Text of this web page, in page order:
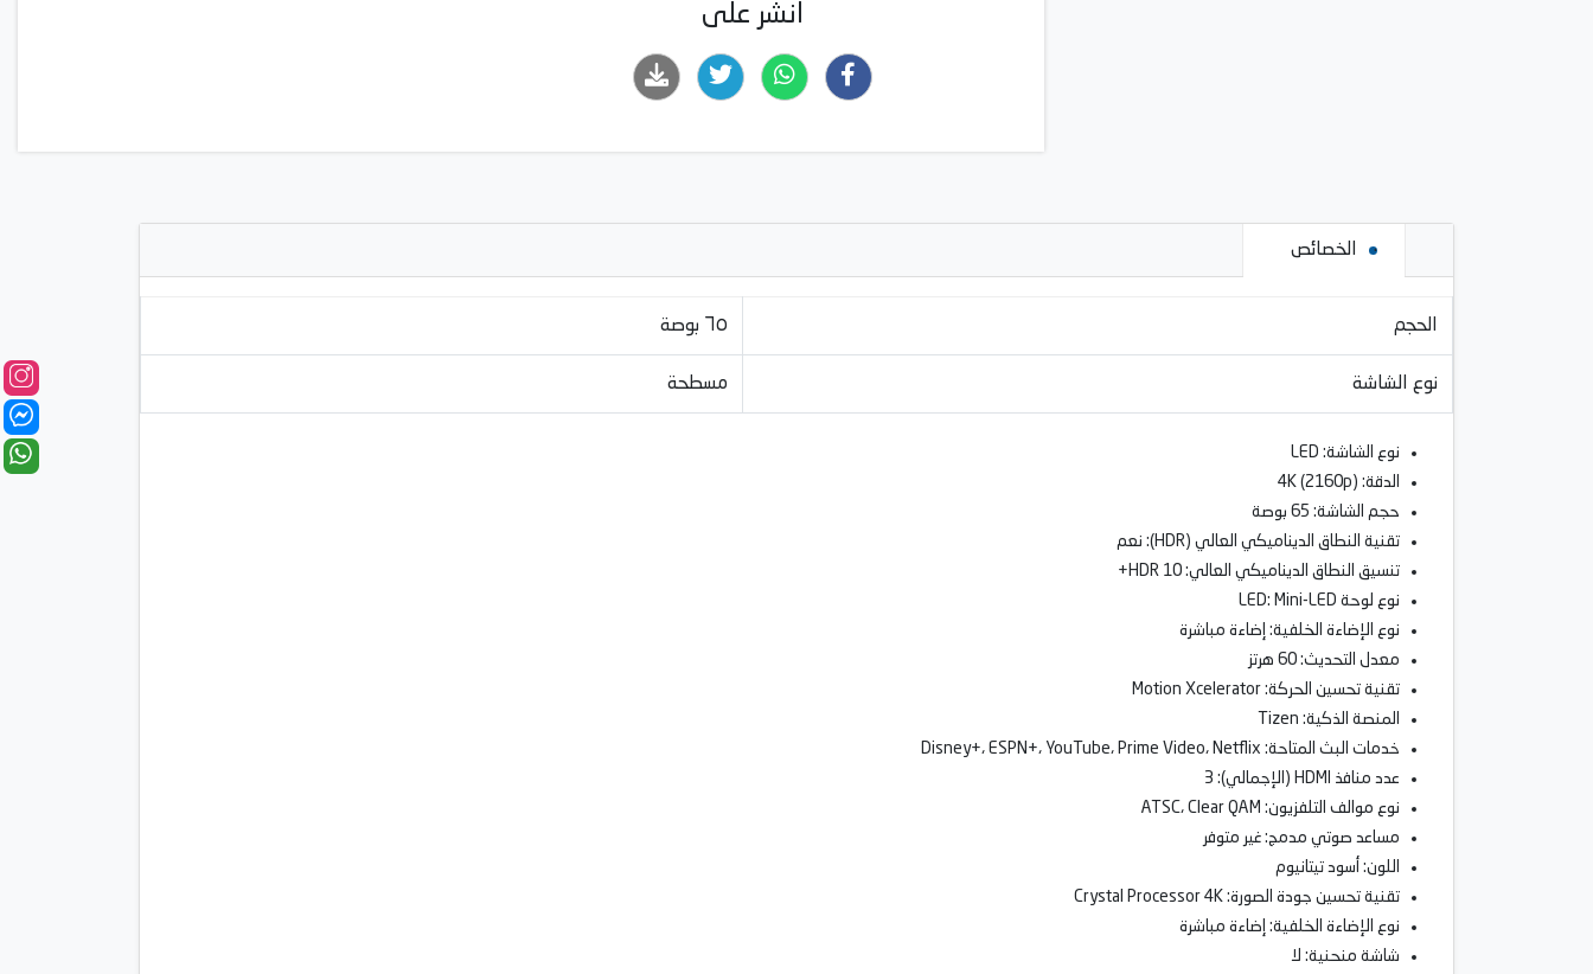
انشر على
الخصائص
الحجم ٦٥ بوصة
نوع الشاشة مسطحة
نوع الشاشة: LED
الدقة: 4K (2160p)
حجم الشاشة: 65 بوصة
تقنية النطاق الديناميكي العالي (HDR): نعم
تنسيق النطاق الديناميكي العالي: HDR 10+
نوع لوحة LED: Mini-LED
نوع الإضاءة الخلفية: إضاءة مباشرة
معدل التحديث: 60 هرتز
تقنية تحسين الحركة: Motion Xcelerator
المنصة الذكية: Tizen
خدمات البث المتاحة: Disney+، ESPN+، YouTube، Prime Video، Netflix
عدد منافذ HDMI (الإجمالي): 3
نوع موالف التلفزيون: ATSC، Clear QAM
مساعد صوتي مدمج: غير متوفر
اللون: أسود تيتانيوم
تقنية تحسين جودة الصورة: Crystal Processor 4K
نوع الإضاءة الخلفية: إضاءة مباشرة
شاشة منحنية: لا